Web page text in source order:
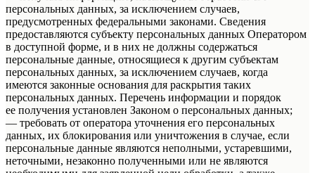
персональных данных, за исключением случаев,
предусмотренных федеральными законами. Сведения
предоставляются субъекту персональных данных Оператором
в доступной форме, и в них не должны содержаться
персональные данные, относящиеся к другим субъектам
персональных данных, за исключением случаев, когда
имеются законные основания для раскрытия таких
персональных данных. Перечень информации и порядок
ее получения установлен Законом о персональных данных;
— требовать от оператора уточнения его персональных
данных, их блокирования или уничтожения в случае, если
персональные данные являются неполными, устаревшими,
неточными, незаконно полученными или не являются